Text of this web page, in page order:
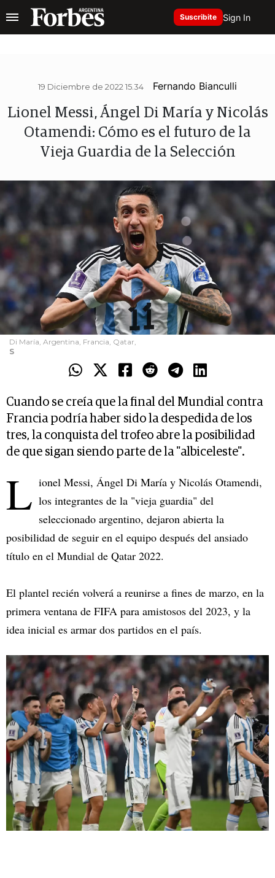
Suscribite Sign In
19 Diciembre de 2022 15.34 Fernando Bianculli
Lionel Messi, Ángel Di María y Nicolás
Otamendi: Cómo es el futuro de la
Vieja Guardia de la Selección
Di María, Argentina, Francia, Qatar,
S
Cuando se creía que la final del Mundial contra
Francia podría haber sido la despedida de los
tres, la conquista del trofeo abre la posibilidad
de que sigan siendo parte de la "albiceleste".
L ionel Messi, Ángel Di María y Nicolás Otamendi,
los integrantes de la "vieja guardia" del
seleccionado argentino, dejaron abierta la
posibilidad de seguir en el equipo después del ansiado
título en el Mundial de Qatar 2022.
El plantel recién volverá a reunirse a fines de marzo, en la
primera ventana de FIFA para amistosos del 2023, y la
idea inicial es armar dos partidos en el país.